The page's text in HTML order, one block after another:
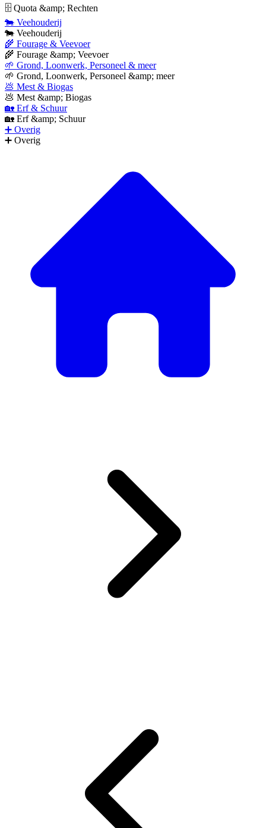
🗄 Quota &amp; Rechten
🐄 Veehouderij
🐄 Veehouderij
🌾 Fourage & Veevoer
🌾 Fourage &amp; Veevoer
🌱 Grond, Loonwerk, Personeel & meer
🌱 Grond, Loonwerk, Personeel &amp; meer
💩 Mest & Biogas
💩 Mest &amp; Biogas
🏡 Erf & Schuur
🏡 Erf &amp; Schuur
➕ Overig
➕ Overig